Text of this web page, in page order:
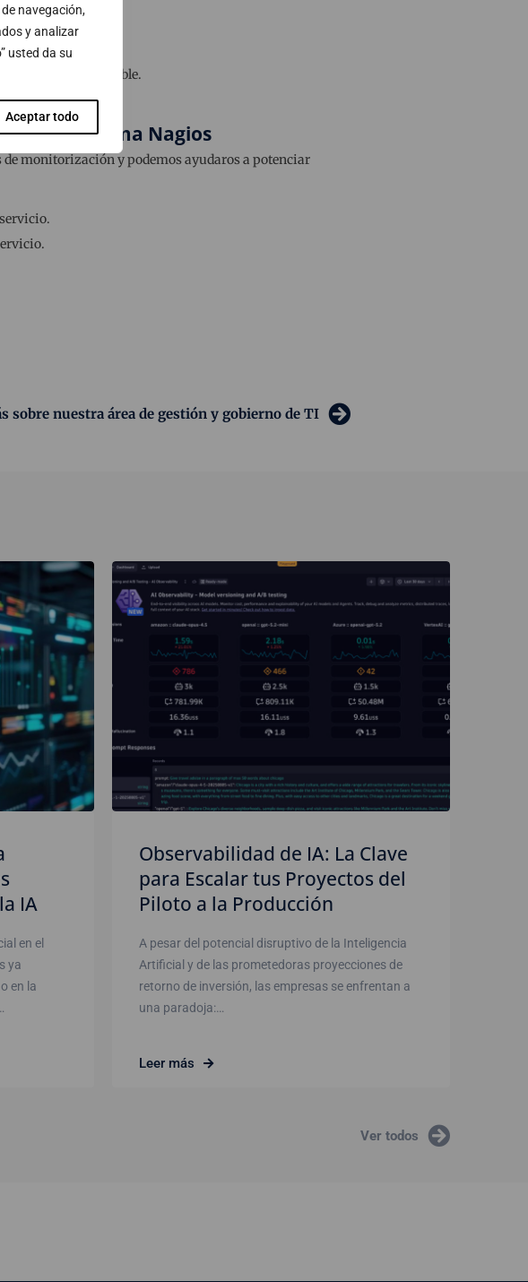
navegación,
y analizar
usted da su
Aceptar todo
versión disponible.
Latest Version.
tu plataforma Nagios
monitorización y podemos ayudaros a potenciar
sobre nuestra área de gestión y gobierno de TI
IA
en el
ya
en la
Observabilidad de IA: La Clave
para Escalar tus Proyectos del
Piloto a la Producción
A pesar del potencial disruptivo de la Inteligencia
Artificial y de las prometedoras proyecciones de
retorno de inversión, las empresas se enfrentan a
una paradoja:…
Leer más
Ver todos